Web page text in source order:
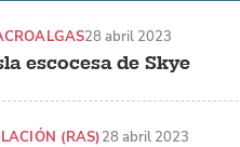
escocesa de Skye
28 abril 2023
(RAS)28 abril 2023